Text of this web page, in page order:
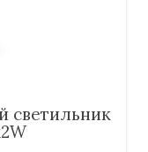
светильник